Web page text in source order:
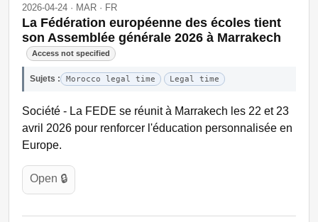
2026-04-24 · MAR · FR
La Fédération européenne des écoles tient
son Assemblée générale 2026 à Marrakech
Access not specified
Sujets : Morocco legal time Legal time
Société - La FEDE se réunit à Marrakech les 22 et 23
avril 2026 pour renforcer l'éducation personnalisée en
Europe.
Open 🔒